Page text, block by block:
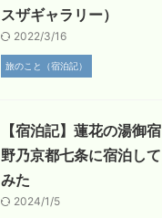
スザギャラリー）
2022/3/16
旅のこと（宿泊記）
【宿泊記】蓮花の湯御宿
野乃京都七条に宿泊して
みた
2024/1/5